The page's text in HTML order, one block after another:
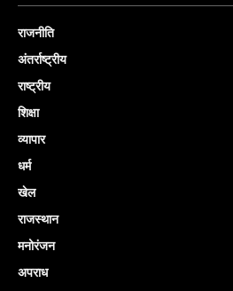
राजनीति
अंतर्राष्ट्रीय
राष्ट्रीय
शिक्षा
व्यापार
धर्म
खेल
राजस्थान
मनोरंजन
अपराध